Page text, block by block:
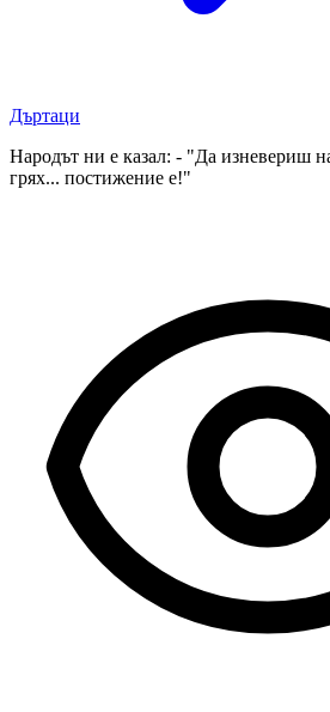
Дъртаци
Народът ни е казал: - "Да изневериш
грях... постижение е!"